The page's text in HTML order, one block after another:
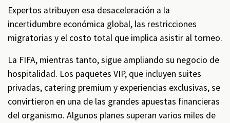
Expertos atribuyen esa desaceleración a la
incertidumbre económica global, las restricciones
migratorias y el costo total que implica asistir al torneo.
La FIFA, mientras tanto, sigue ampliando su negocio de
hospitalidad. Los paquetes VIP, que incluyen suites
privadas, catering premium y experiencias exclusivas, se
convirtieron en una de las grandes apuestas financieras
del organismo. Algunos planes superan varios miles de